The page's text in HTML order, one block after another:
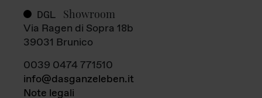
DGL Showroom
Via Ragen di Sopra 18b
39031 Brunico
0039 0474 771510
info@dasganzeleben.it
Note legali